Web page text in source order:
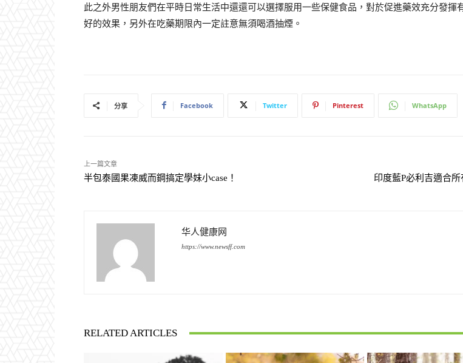
此之外男性朋友們在平時日常生活中還還可以選擇服用一些保健食品，對於促進藥效充分發揮
好的效果，另外在吃藥期限內一定註意無須喝酒抽煙。
分享 Facebook Twitter Pinterest WhatsApp
上一篇文章
半包泰國果凍威而鋼搞定學妹小case！ 印度藍P必利吉適合所
华人健康网
https://www.newsff.com
RELATED ARTICLES